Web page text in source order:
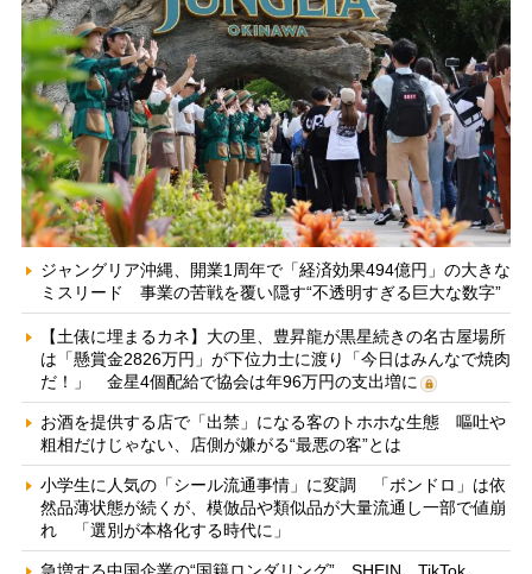
ジャングリア沖縄、開業1周年で「経済効果494億円」の大きな
ミスリード 事業の苦戦を覆い隠す“不透明すぎる巨大な数字”
【土俵に埋まるカネ】大の里、豊昇龍が黒星続きの名古屋場所
は「懸賞金2826万円」が下位力士に渡り「今日はみんなで焼肉
だ！」 金星4個配給で協会は年96万円の支出増に
お酒を提供する店で「出禁」になる客のトホホな生態 嘔吐や
粗相だけじゃない、店側が嫌がる“最悪の客”とは
小学生に人気の「シール流通事情」に変調 「ボンドロ」は依
然品薄状態が続くが、模倣品や類似品が大量流通し一部で値崩
れ 「選別が本格化する時代に」
急増する中国企業の“国籍ロンダリング” SHEIN、TikTok、